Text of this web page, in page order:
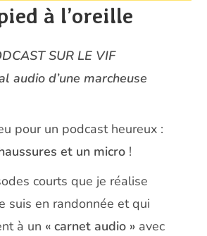
à l’oreille
SUR LE VIF
audio d’une marcheuse
pour un podcast heureux :
et un micro!
courts que je réalise
suis en randonnée et qui
à un « carnet audio »avec